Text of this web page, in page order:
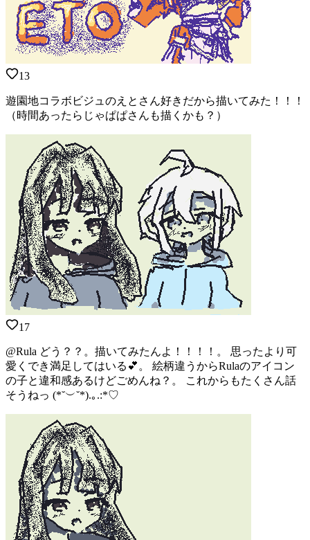
13
遊園地コラボビジュのえとさん好きだから描いてみた！！！
（時間あったらじゃぱぱさんも描くかも？）
17
@Rula どう？？。描いてみたんよ！！！！。 思ったより可
愛くでき満足してはいる💕。 絵柄違うからRulaのアイコン
の子と違和感あるけどごめんね？。 これからもたくさん話
そうねっ (*˘︶˘*).｡.:*♡